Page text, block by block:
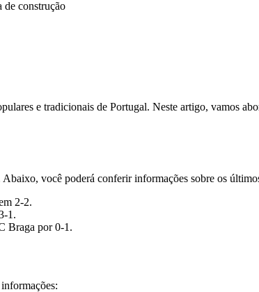
de construção
e tradicionais de Portugal. Neste artigo, vamos
você poderá conferir informações sobre os
2-2.
1.
Braga por 0-1.